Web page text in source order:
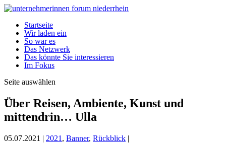
Startseite
Wir laden ein
So war es
Das Netzwerk
Das könnte Sie interessieren
Im Fokus
Seite auswählen
Über Reisen, Ambiente, Kunst und
mittendrin… Ulla
05.07.2021 | 2021 , Banner, Rückblick |